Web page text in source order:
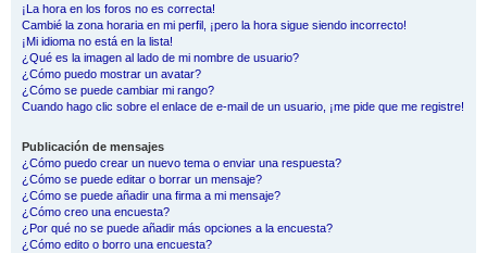
¡La hora en los foros no es correcta!
Cambié la zona horaria en mi perfil, ¡pero la hora sigue siendo incorrecto!
¡Mi idioma no está en la lista!
¿Qué es la imagen al lado de mi nombre de usuario?
¿Cómo puedo mostrar un avatar?
¿Cómo se puede cambiar mi rango?
Cuando hago clic sobre el enlace de e-mail de un usuario, ¡me pide que me registre!
Publicación de mensajes
¿Cómo puedo crear un nuevo tema o enviar una respuesta?
¿Cómo se puede editar o borrar un mensaje?
¿Cómo se puede añadir una firma a mi mensaje?
¿Cómo creo una encuesta?
¿Por qué no se puede añadir más opciones a la encuesta?
¿Cómo edito o borro una encuesta?